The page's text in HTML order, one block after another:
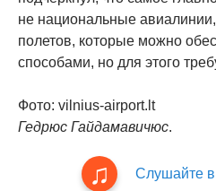
не национальные
полетов, которые можно
способами, но для этого
Фото: vilnius-airport.lt
Гедрюс Гайдамавичюс.
Слушайте